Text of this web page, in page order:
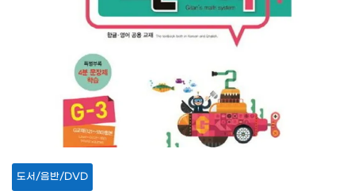
도서/음반/DVD